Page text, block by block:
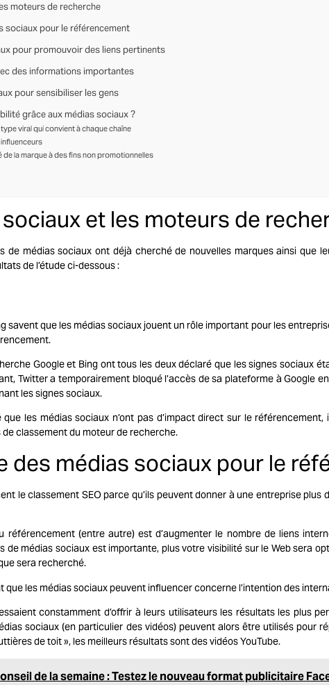
moteurs de recherche
sociaux pour le référencement
pour promouvoir des liens pertinents
des informations importantes
pour sensibiliser les gens
grâce aux médias sociaux ?
viral qui convient à chaque chaîne
la marque à des fins non promotionnelles
et les moteurs de
de médias sociaux ont déjà cherché de nouvelles marques ainsi que
de l’étude ci-dessous :
savent que les médias sociaux jouent un rôle important pour les
.
Google et Bing ont tous les deux déclaré que les signes sociaux
Twitter a temporairement bloqué l’accès de sa plateforme à Google
les signes sociaux.
que les médias sociaux n’ont pas d’impact direct sur le
classement du moteur de recherche.
des médias sociaux pour le
le classement SEOparce qu’ils peuvent donner à une entreprise
référencement (entre autre) est d’augmenter le nombre de liens
de médias sociaux est importante, plus votre visibilité sur le Web sera
sera recherché.
que les médias sociaux peuvent influencer concerne l’intention des
constamment d’offrir à leurs utilisateurs les résultats les plus
sociaux (en particulier des vidéos) peuvent alors être utilisés pour
de toit », les meilleurs résultats sont des vidéos YouTube.
de la semaine : Testez le nouveau format publicitaire